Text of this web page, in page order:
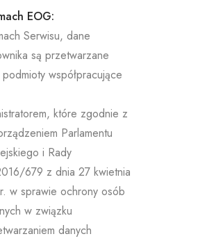
EOG:
Serwisu, dane
są przetwarzane
współpracujące
które zgodnie z
Parlamentu
i Rady
679 z dnia 27 kwietnia
w sprawie ochrony osób
w związku
danych